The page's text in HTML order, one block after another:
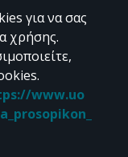
βιβλιογραφία
4.0
"Περγάμου" διατίθεται
για να σας
χρήσης.
www.uo